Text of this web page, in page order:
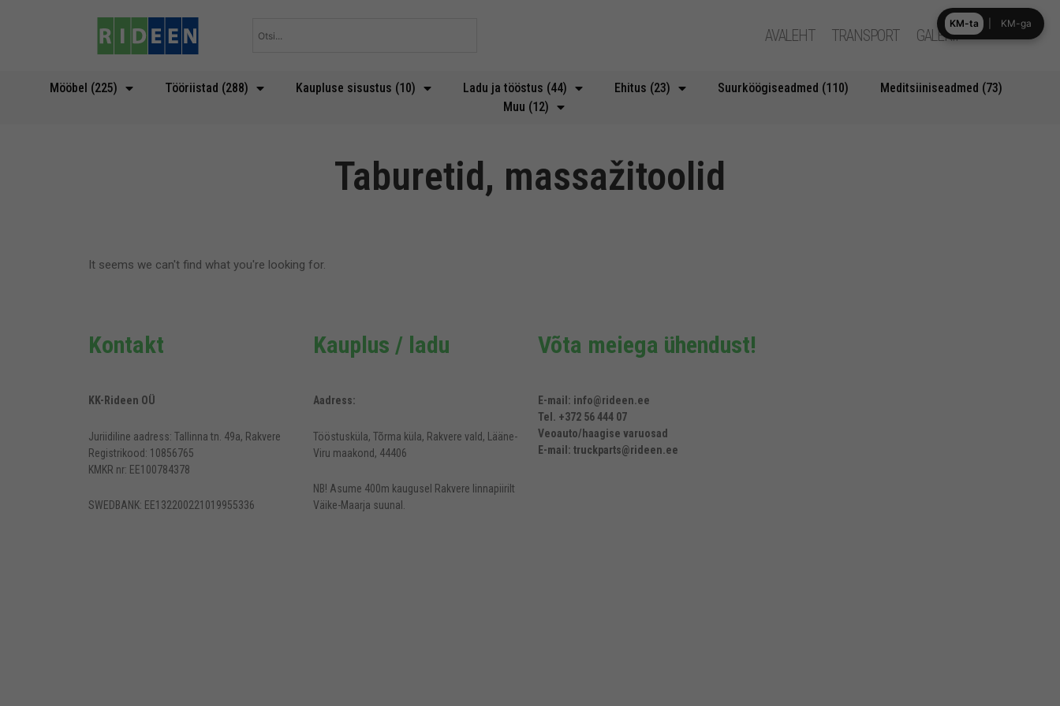
AVALEHT TRANSPORT GALERII
Mööbel (225) Tööriistad (288) Kaupluse sisustus (10) Ladu ja tööstus (44) Ehitus (23) Suurköögiseadmed (110)
Meditsiiniseadmed (73)
Muu (12)
Taburetid, massažitoolid
It seems we can't find what you're looking for.
Kontakt
KK-Rideen OÜ
Juriidiline aadress: Tallinna tn. 49a, Rakvere
Registrikood: 10856765
KMKR nr: EE100784378
SWEDBANK: EE132200221019955336
Kauplus / ladu
Aadress:
Tööstusküla, Tõrma küla, Rakvere vald, Lääne-
Viru maakond, 44406
NB! Asume 400m kaugusel Rakvere linnapiirilt
Väike-Maarja suunal.
Võta meiega ühendust!
E-mail: info@rideen.ee
Tel. +372 56 444 07
Veoauto/haagise varuosad
E-mail: truckparts@rideen.ee
KM-ta KM-ga